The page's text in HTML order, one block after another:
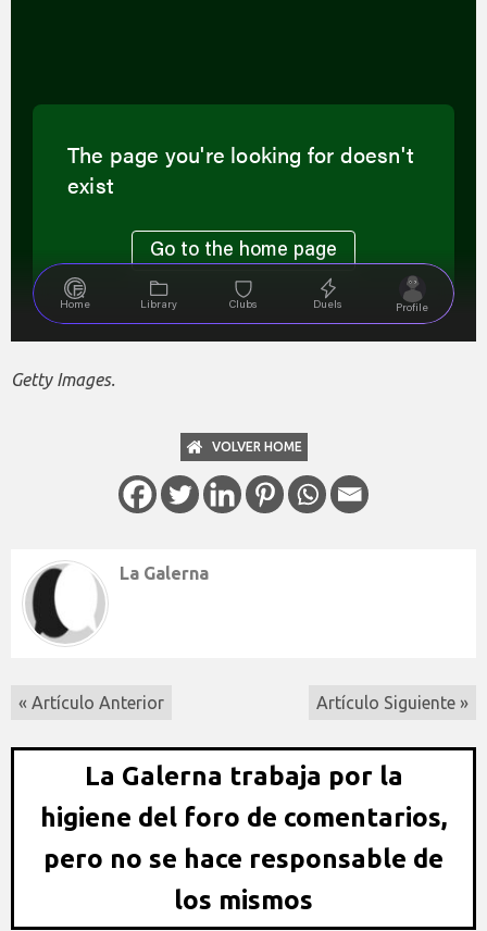
Getty Images.
VOLVER HOME
La Galerna
« Artículo Anterior Artículo Siguiente »
La Galerna trabaja por la
higiene del foro de comentarios,
pero no se hace responsable de
los mismos